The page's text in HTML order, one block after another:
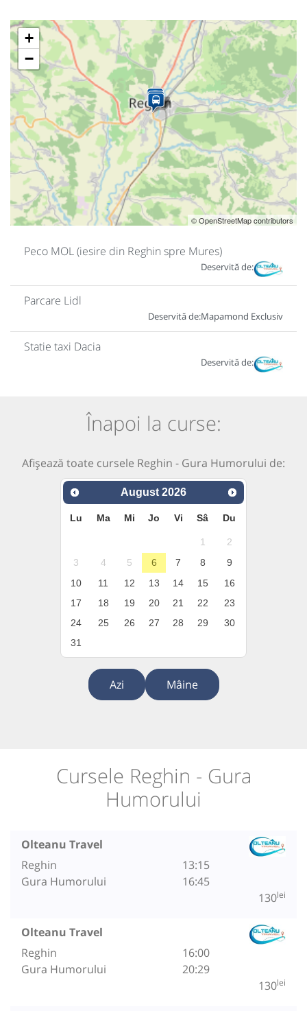
+
−
© OpenStreetMap contributors
Peco MOL (iesire din Reghin spre Mures)
Deservită de:
Parcare Lidl
Deservită de:Mapamond Exclusiv
Statie taxi Dacia
Deservită de:
Înapoi la curse:
Afișează toate cursele Reghin - Gura Humorului de:
August 2026
Lu Ma Mi Jo Vi Sâ Du
1
2
3
4 5 6 7 8
9
10
11 12 13 14 15
16
17
18 19 20 21 22
23
24
25 26 27 28 29
30
31
Azi Mâine
Cursele Reghin - Gura
Humorului
Olteanu Travel
Reghin
Gura Humorului
13:15
16:45
130lei
Olteanu Travel
Reghin
Gura Humorului
16:00
20:29
130lei